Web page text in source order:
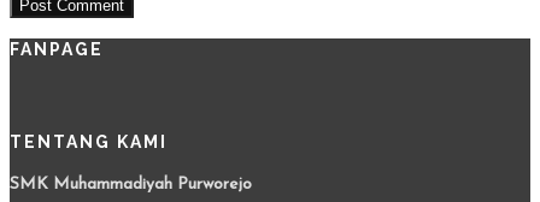
FANPAGE
TENTANG KAMI
SMK Muhammadiyah Purworejo